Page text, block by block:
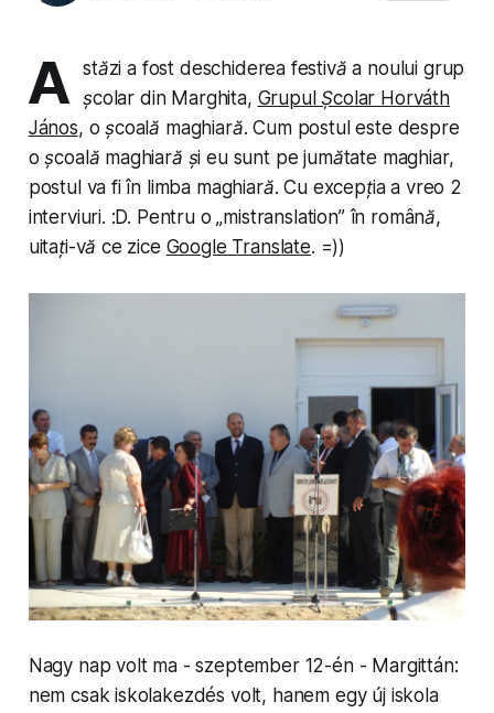
A
stăzi a fost de­schiderea festivă a noului grup
școlar din Marghita, Grupul Școlar Horváth
János, o școală maghiară. Cum postul este despre
o școală maghiară și eu sunt pe jumătate maghiar,
postul va fi în limba maghiară. Cu excepția a vreo 2
interviuri. :D. Pentru o „mis­trans­la­tion” în română,
uitați-vă ce zice Google Translate. =))
Nagy nap volt ma - szeptember 12-én - Margittán:
nem csak isko­lakezdés volt, hanem egy új iskola